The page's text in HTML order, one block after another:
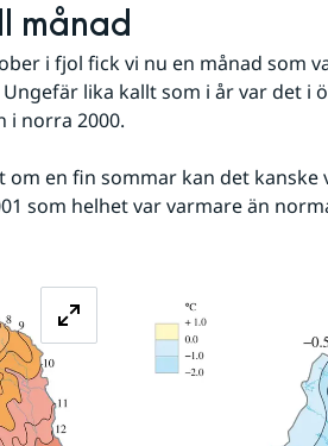
månad
i fjol fick vi nu en månad som
lika kallt som i år var det i
i norra 2000.
om en fin sommar kan det kanske
som helhet var varmare än